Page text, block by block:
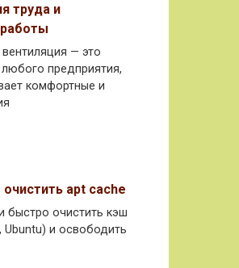
труда и
— это
предприятия,
комфортные и
apt cache
быстро очистить кэш
Ubuntu) и освободить